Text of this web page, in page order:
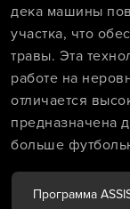
дека машины
участка, что
травы. Эта
работе на
отличается
предназначена
больше
Программа